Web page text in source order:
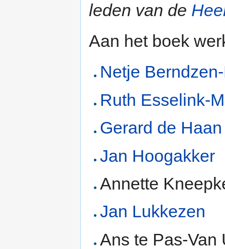
leden van de
Aan het boek
Netje
Ruth Esselink-
Gerard de Haan
Jan Hoogakker
Annette
Jan Lukkezen
Ans te Pas-Van